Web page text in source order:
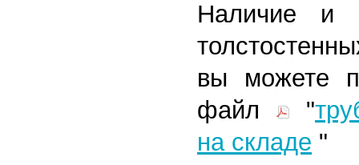
Наличие и
вы можете
файл
"
на складе "